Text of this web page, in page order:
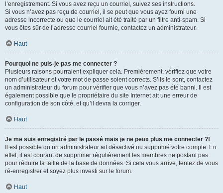
l’enregistrement. Si vous avez reçu un courriel, suivez ses instructions.
Si vous n’avez pas reçu de courriel, il se peut que vous ayez fourni une
adresse incorrecte ou que le courriel ait été traité par un filtre anti-spam. Si
vous êtes sûr de l’adresse courriel fournie, contactez un administrateur.
Haut
Pourquoi ne puis-je pas me connecter ?
Plusieurs raisons pourraient expliquer cela. Premièrement, vérifiez que votre
nom d’utilisateur et votre mot de passe soient corrects. S’ils le sont, contactez
un administrateur du forum pour vérifier que vous n’avez pas été banni. Il est
également possible que le propriétaire du site Internet ait une erreur de
configuration de son côté, et qu’il devra la corriger.
Haut
Je me suis enregistré par le passé mais je ne peux plus me connecter ?!
Il est possible qu’un administrateur ait désactivé ou supprimé votre compte. En
effet, il est courant de supprimer régulièrement les membres ne postant pas
pour réduire la taille de la base de données. Si cela vous arrive, tentez de vous
ré-enregistrer et soyez plus investi sur le forum.
Haut